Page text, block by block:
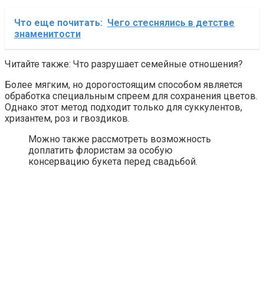
Что еще почитать: Чего стеснялись в детстве
знаменитости
Читайте также: Что разрушает семейные отношения?
Более мягким, но дорогостоящим способом является
обработка специальным спреем для сохранения цветов.
Однако этот метод подходит только для суккулентов,
хризантем, роз и гвоздиков.
Можно также рассмотреть возможность
доплатить флористам за особую
консервацию букета перед свадьбой.